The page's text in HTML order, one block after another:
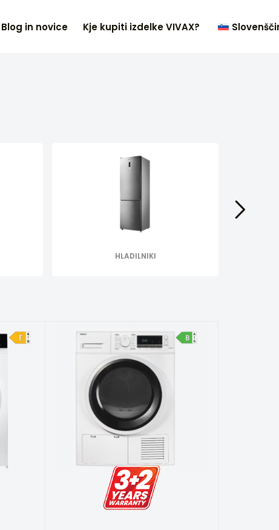
Blog in novice Kje kupiti izdelke VIVAX?
HLADILNIKI